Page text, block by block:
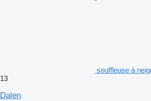
souffleuse à
13
Dalen